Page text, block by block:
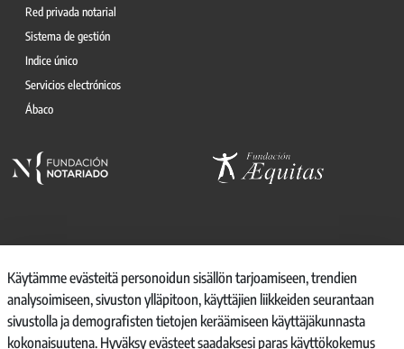
Red privada notarial
Sistema de gestión
Indice único
Servicios electrónicos
Ábaco
© 2026, CONSEJO GENERAL DEL NOTARIO
CANAL INTERNO DE INFORMACIÓN
REGISTRO DE ACTIVIDADES DE TRATAMIENTO
Käytämme evästeitä personoidun sisällön tarjoamiseen, trendien
analysoimiseen, sivuston ylläpitoon, käyttäjien liikkeiden seurantaan
sivustolla ja demografisten tietojen keräämiseen käyttäjäkunnasta
kokonaisuutena. Hyväksy evästeet saadaksesi paras käyttökokemus